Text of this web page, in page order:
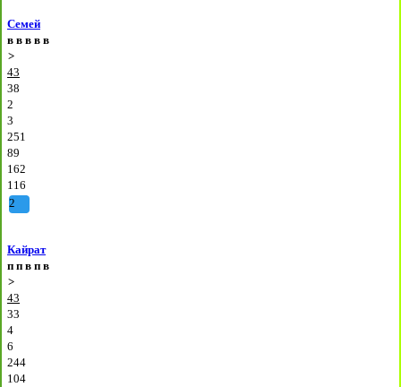
Семей
в в в в в
>
43
38
2
3
251
89
162
116
2
Кайрат
п п в п в
>
43
33
4
6
244
104